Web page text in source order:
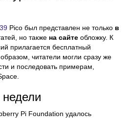
Pico был представлен не только в
но также на сайте обложку. К
прилагается бесплатный
читатели могли сразу же
и последовать примерам,
Pi Foundation удалось